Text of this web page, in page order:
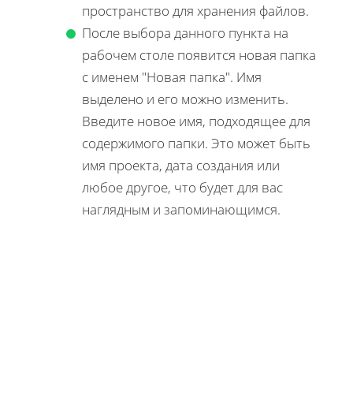
пространство для хранения файлов.
После выбора данного пункта на
рабочем столе появится новая папка
с именем "Новая папка". Имя
выделено и его можно изменить.
Введите новое имя, подходящее для
содержимого папки. Это может быть
имя проекта, дата создания или
любое другое, что будет для вас
наглядным и запоминающимся.